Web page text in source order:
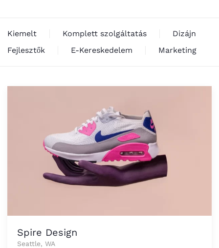
Kiemelt Komplett szolgáltatás
Dizájn
Fejlesztők
E-Kereskedelem Marketing
Spire Design
Seattle, WA